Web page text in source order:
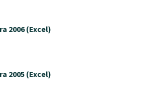
2006 (Excel)
2005 (Excel)